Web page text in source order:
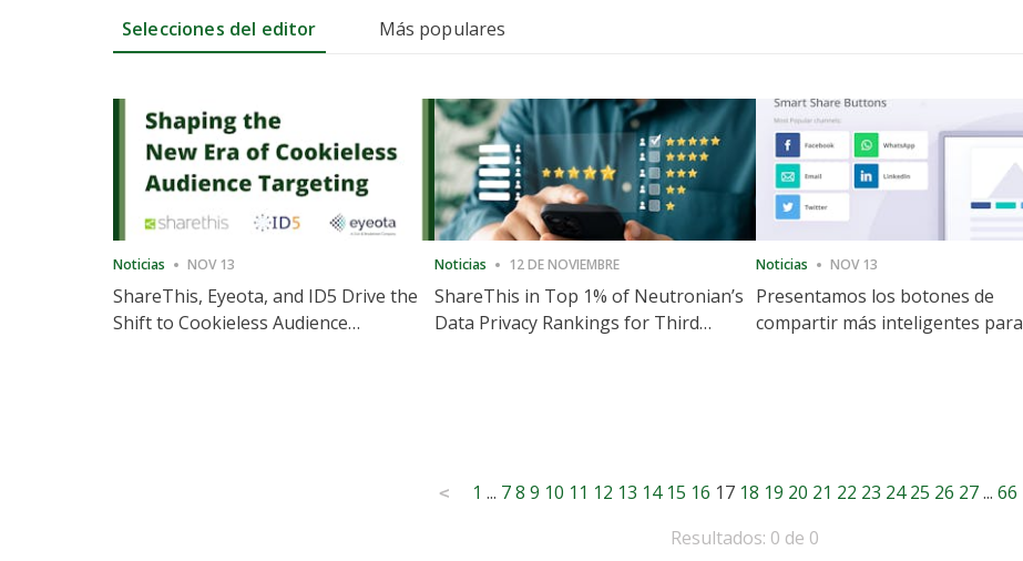
Selecciones del editor Más populares
Noticias NOV 13
ShareThis, Eyeota, and ID5 Drive the
Shift to Cookieless Audience
Noticias 12 DE NOVIEMBRE
ShareThis in Top 1% of Neutronian’s
Data Privacy Rankings for Third
Noticias NOV 13
Presentamos los botones de
compartir más inteligentes para
< 1 ... 78 9 10 11 12 13 14 15 16 17 18 19 20 21 22 23 24 25 26 27... 66
Resultados: 0 de 0